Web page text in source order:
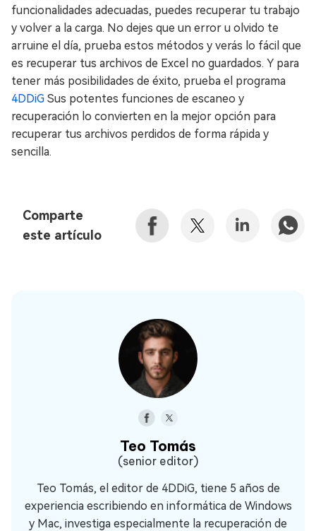
funcionalidades adecuadas, puedes recuperar tu trabajo
y volver a la carga. No dejes que un error u olvido te
arruine el día, prueba estos métodos y verás lo fácil que
es recuperar tus archivos de Excel no guardados. Y para
tener más posibilidades de éxito, prueba el programa
4DDiG Sus potentes funciones de escaneo y
recuperación lo convierten en la mejor opción para
recuperar tus archivos perdidos de forma rápida y
sencilla.
Comparte
este artículo
Teo Tomás
(senior editor)
Teo Tomás, el editor de 4DDiG, tiene 5 años de
experiencia escribiendo en informática de Windows
y Mac, investiga especialmente la recuperación de